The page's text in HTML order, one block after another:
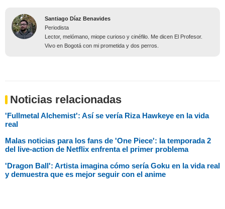
Santiago Díaz Benavides
Periodista
Lector, melómano, miope curioso y cinéfilo. Me dicen El Profesor.
Vivo en Bogotá con mi prometida y dos perros.
Noticias relacionadas
'Fullmetal Alchemist': Así se vería Riza Hawkeye en la vida
real
Malas noticias para los fans de 'One Piece': la temporada 2
del live-action de Netflix enfrenta el primer problema
'Dragon Ball': Artista imagina cómo sería Goku en la vida real
y demuestra que es mejor seguir con el anime